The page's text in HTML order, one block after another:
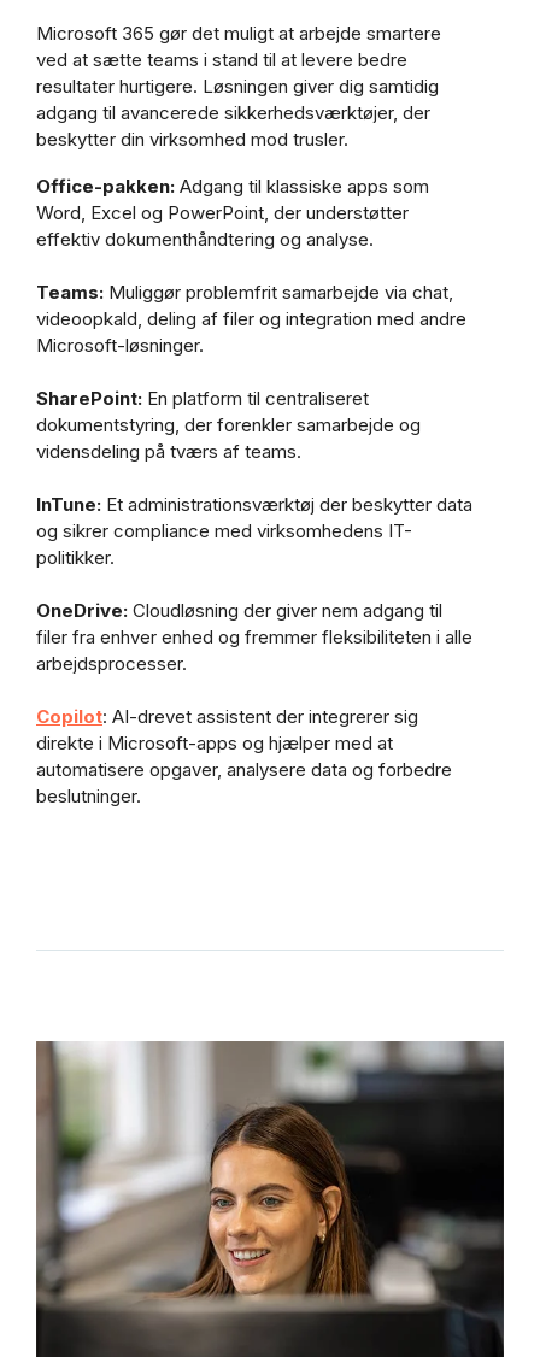
Microsoft 365 gør det muligt at arbejde smartere
ved at sætte teams i stand til at levere bedre
resultater hurtigere. Løsningen giver dig samtidig
adgang til avancerede sikkerhedsværktøjer, der
beskytter din virksomhed mod trusler.
Office-pakken: Adgang til klassiske apps som
Word, Excel og PowerPoint, der understøtter
effektiv dokumenthåndtering og analyse.
Teams: Muliggør problemfrit samarbejde via chat,
videoopkald, deling af filer og integration med andre
Microsoft-løsninger.
SharePoint: En platform til centraliseret
dokumentstyring, der forenkler samarbejde og
vidensdeling på tværs af teams.
InTune: Et administrationsværktøj der beskytter data
og sikrer compliance med virksomhedens IT-
politikker.
OneDrive: Cloudløsning der giver nem adgang til
filer fra enhver enhed og fremmer fleksibiliteten i alle
arbejdsprocesser.
Copilot: AI-drevet assistent der integrerer sig
direkte i Microsoft-apps og hjælper med at
automatisere opgaver, analysere data og forbedre
beslutninger.